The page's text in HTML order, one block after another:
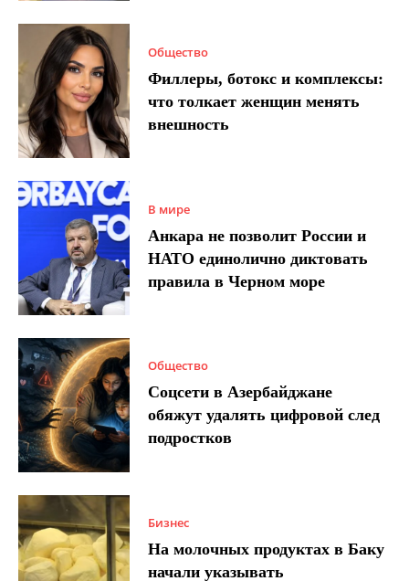
Общество
Филлеры, ботокс и комплексы:
что толкает женщин менять
внешность
В мире
Анкара не позволит России и
НАТО единолично диктовать
правила в Черном море
Общество
Соцсети в Азербайджане
обяжут удалять цифровой след
подростков
Бизнес
На молочных продуктах в Баку
начали указывать